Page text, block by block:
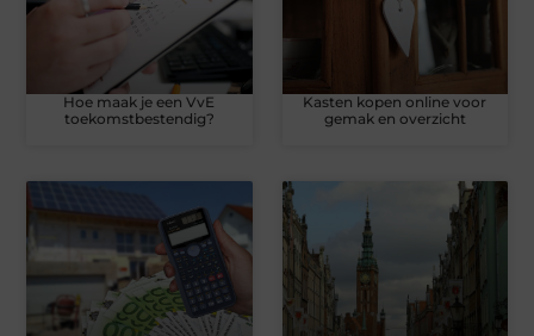
Hoe maak je een VvE
toekomstbestendig?
Kasten kopen online voor
gemak en overzicht